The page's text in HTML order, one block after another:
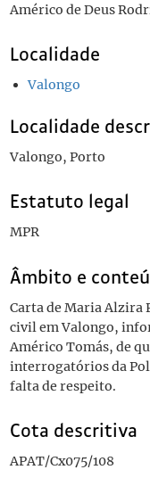
Américo de Deus
Localidade
Valongo
Localidade
Valongo, Porto
Estatuto legal
MPR
Âmbito e
Carta de Maria Alzira
civil em Valongo,
Américo Tomás, de
interrogatórios da
falta de respeito.
Cota descritiva
APAT/Cx075/108